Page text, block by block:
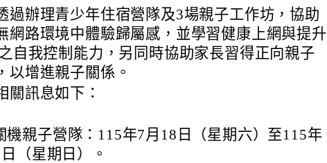
過辦理青少年住宿營隊及3場親子工作坊，協助
網路環境中體驗歸屬感，並學習健康上網與提升
自我控制能力，另同時協助家長習得正向親子
以增進親子關係。
關訊息如下：
機親子營隊：115年7月18日（星期六）至115年
（星期日）。